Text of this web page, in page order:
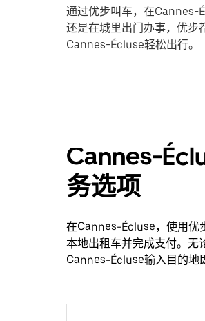
通过优步叫车，在Cannes-
还是在城里出门办事，优步
Cannes-Écluse轻松出行。
Cannes-
务选项
在Cannes-Écluse，使用优
本地出租车并完成支付。无
Cannes-Écluse输入目的地